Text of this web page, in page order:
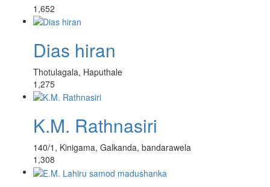
1,652
Dias hiran
Thotulagala, Haputhale
1,275
K.M. Rathnasiri
140/1, Kinigama, Galkanda, bandarawela
1,308